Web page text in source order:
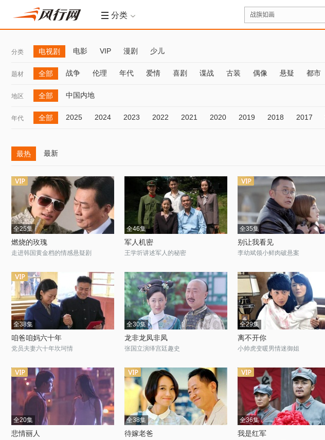
分类
分类 电视剧 电影 VIP 漫剧 少儿
题材 全部 战争 伦理 年代 爱情 喜剧 谍战 古装 偶像 悬疑 都市
地区 全部 中国内地
年代 全部 2025 2024 2023 2022 2021 2020 2019 2018 2017
最热 最新
全25集
燃烧的玫瑰
走进韩国黄金档的情感悬疑剧
全46集
军人机密
王学圻讲述军人的秘密
全35集
别让我看见
李幼斌领小鲜肉破悬案
全38集
咱爸咱妈六十年
党员夫妻六十年坎坷情
全30集
龙非龙凤非凤
张国立演绎宫廷趣史
全29集
离不开你
小帅虎变暖男情迷御姐
全20集
悲情丽人
全38集
待嫁老爸
全36集
我是红军